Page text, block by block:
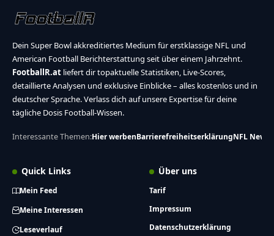
Dein Super Bowl akkreditiertes Medium für erstklassige NFL und
American Football Berichterstattung seit über einem Jahrzehnt.
FootballR.at liefert dir topaktuelle Statistiken, Live-Scores,
detaillierte Analysen und exklusive Einblicke – alles kostenlos und in
deutscher Sprache. Verlass dich auf unsere Expertise für deine
tägliche Dosis Football-Wissen.
Interessante Themen:Hier werbenBarrierefreiheitserklärungNFL News
Quick Links
Mein Feed
Meine Interessen
Leseverlauf
Über uns
Tarif
Impressum
Datenschutzerklärung